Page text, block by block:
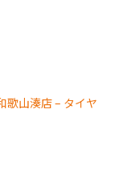
山湊店 – タイヤ